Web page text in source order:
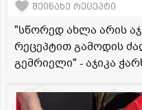
შეინახე რეცეპტი
"სწორედ ახლა არის
რეცეპტით გამოდის
გემრიელი" - აჯიკა